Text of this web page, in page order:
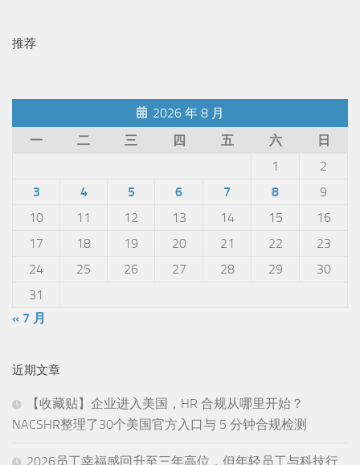
推荐
2026 年 8 月
一
二 三 四 五 六
日
1
2
3
4 5 6 7 8
9
10
11 12 13 14 15
16
17
18 19 20 21 22
23
24
25 26 27 28 29
30
31
« 7 月
近期文章
【收藏贴】企业进入美国，HR 合规从哪里开始？
NACSHR整理了30个美国官方入口与 5 分钟合规检测
2026员工幸福感回升至三年高位，但年轻员工与科技行